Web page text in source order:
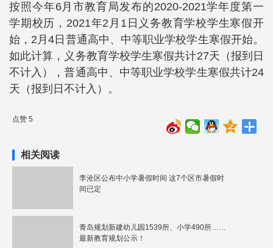
按照今年6月市教育局发布的2020-2021学年度第一
学期校历，2021年2月1日义务教育学校学生寒假开
始，2月4日普通高中、中等职业学校学生寒假开始。
如此计算，义务教育学校学生寒假共计27天（报到日
不计入），普通高中、中等职业学校学生寒假共计24
天（报到日不计入）。
点赞 5
相关阅读
李沧区公布中小学暑假时间 这7个区市暑假时
间已定
青岛规划新建幼儿园1539所、小学490所……
最新教育规划公示！